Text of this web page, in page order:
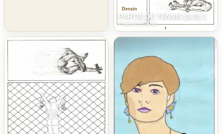
Dessin
PARTIE DE TENNIS (B.D) 1
Francois MOLL